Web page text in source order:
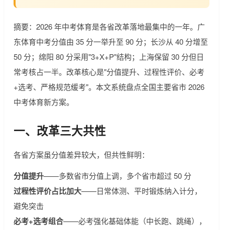
摘要：2026 年中考体育是各省改革落地最集中的一年。广
东体育中考分值由 35 分一举升至 90 分；长沙从 40 分增至
50 分；绵阳 80 分采用"3+X+P"结构；上海保留 30 分但日
常考核占一半。改革核心是"分值提升、过程性评价、必考
+选考、严格规范缓考"。本文系统盘点全国主要省市 2026
中考体育新方案。
一、改革三大共性
各省方案虽分值差异较大，但共性鲜明：
分值提升——多数省市分值上调，多个省市超过 50 分
过程性评价占比加大——日常体测、平时锻炼纳入计分，
避免突击
必考+选考组合——必考强化基础体能（中长跑、跳绳），